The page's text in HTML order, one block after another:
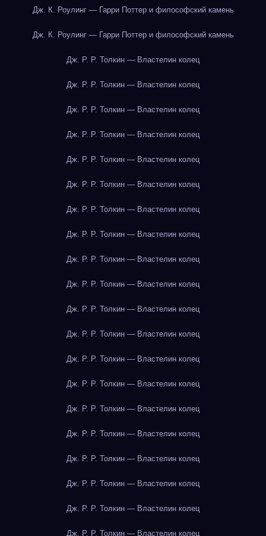
Дж. К. Роулинг — Гарри Поттер и философский камень
Дж. К. Роулинг — Гарри Поттер и философский камень
Дж. Р. Р. Толкин — Властелин колец
Дж. Р. Р. Толкин — Властелин колец
Дж. Р. Р. Толкин — Властелин колец
Дж. Р. Р. Толкин — Властелин колец
Дж. Р. Р. Толкин — Властелин колец
Дж. Р. Р. Толкин — Властелин колец
Дж. Р. Р. Толкин — Властелин колец
Дж. Р. Р. Толкин — Властелин колец
Дж. Р. Р. Толкин — Властелин колец
Дж. Р. Р. Толкин — Властелин колец
Дж. Р. Р. Толкин — Властелин колец
Дж. Р. Р. Толкин — Властелин колец
Дж. Р. Р. Толкин — Властелин колец
Дж. Р. Р. Толкин — Властелин колец
Дж. Р. Р. Толкин — Властелин колец
Дж. Р. Р. Толкин — Властелин колец
Дж. Р. Р. Толкин — Властелин колец
Дж. Р. Р. Толкин — Властелин колец
Дж. Р. Р. Толкин — Властелин колец
Дж. Р. Р. Толкин — Властелин колец